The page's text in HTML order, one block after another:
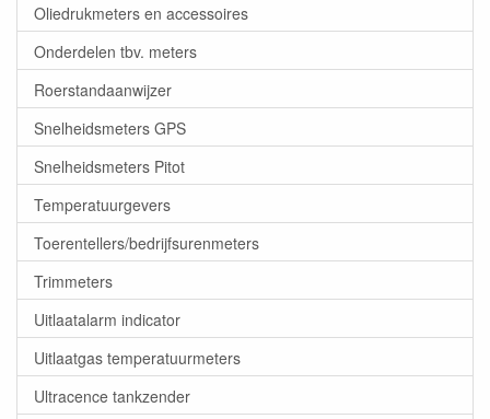
Oliedrukmeters en accessoires
Onderdelen tbv. meters
Roerstandaanwijzer
Snelheidsmeters GPS
Snelheidsmeters Pitot
Temperatuurgevers
Toerentellers/bedrijfsurenmeters
Trimmeters
Uitlaatalarm indicator
Uitlaatgas temperatuurmeters
Ultracence tankzender